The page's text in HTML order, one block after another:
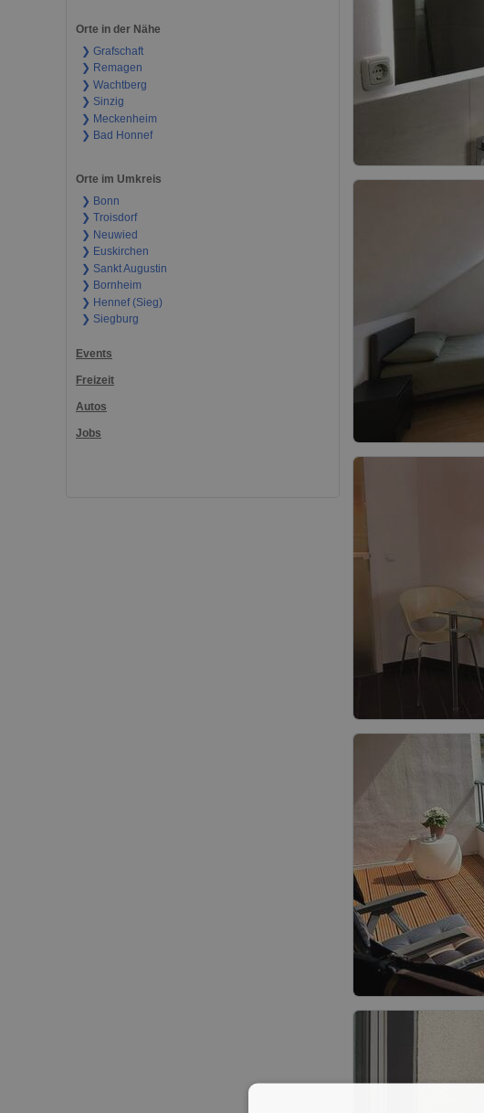
Orte in der Nähe
❯ Grafschaft
❯ Remagen
❯ Wachtberg
❯ Sinzig
❯ Meckenheim
❯ Bad Honnef
Orte im Umkreis
❯ Bonn
❯ Troisdorf
❯ Neuwied
❯ Euskirchen
❯ Sankt Augustin
❯ Bornheim
❯ Hennef (Sieg)
❯ Siegburg
Events
Freizeit
Autos
Jobs